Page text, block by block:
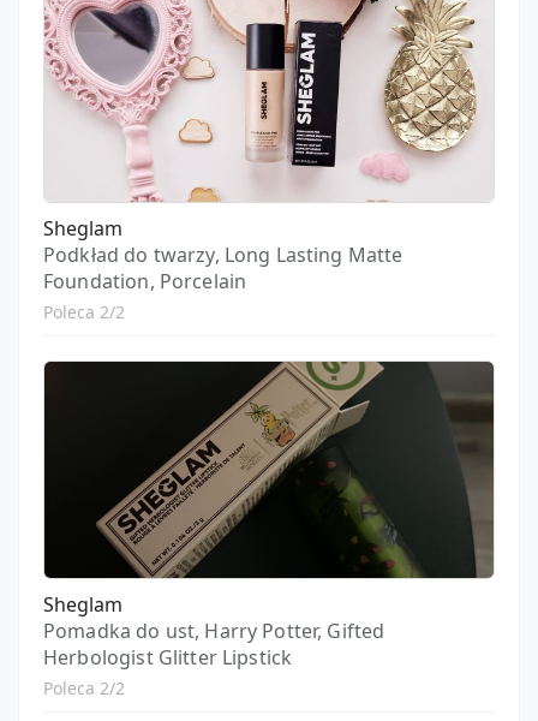
Sheglam
Podkład do twarzy, Long Lasting Matte
Foundation, Porcelain
Poleca 2/2
Sheglam
Pomadka do ust, Harry Potter, Gifted
Herbologist Glitter Lipstick
Poleca 2/2